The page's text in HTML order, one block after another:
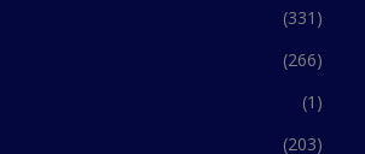
(331)
(266)
(1)
(203)